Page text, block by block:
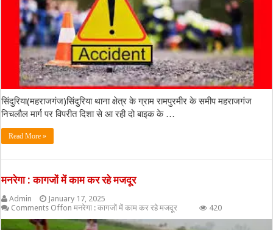
सिंदुरिया(महराजगंज)सिंदुरिया थाना क्षेत्र के ग्राम रामपुरमीर के समीप महराजगंज
निचलौल मार्ग पर विपरीत दिशा से आ रही दो बाइक के …
Read More »
मनरेगा : कागजों में काम कर रहे मजदूर
Admin
January 17, 2025
Comments Offon मनरेगा : कागजों में काम कर रहे मजदूर 420